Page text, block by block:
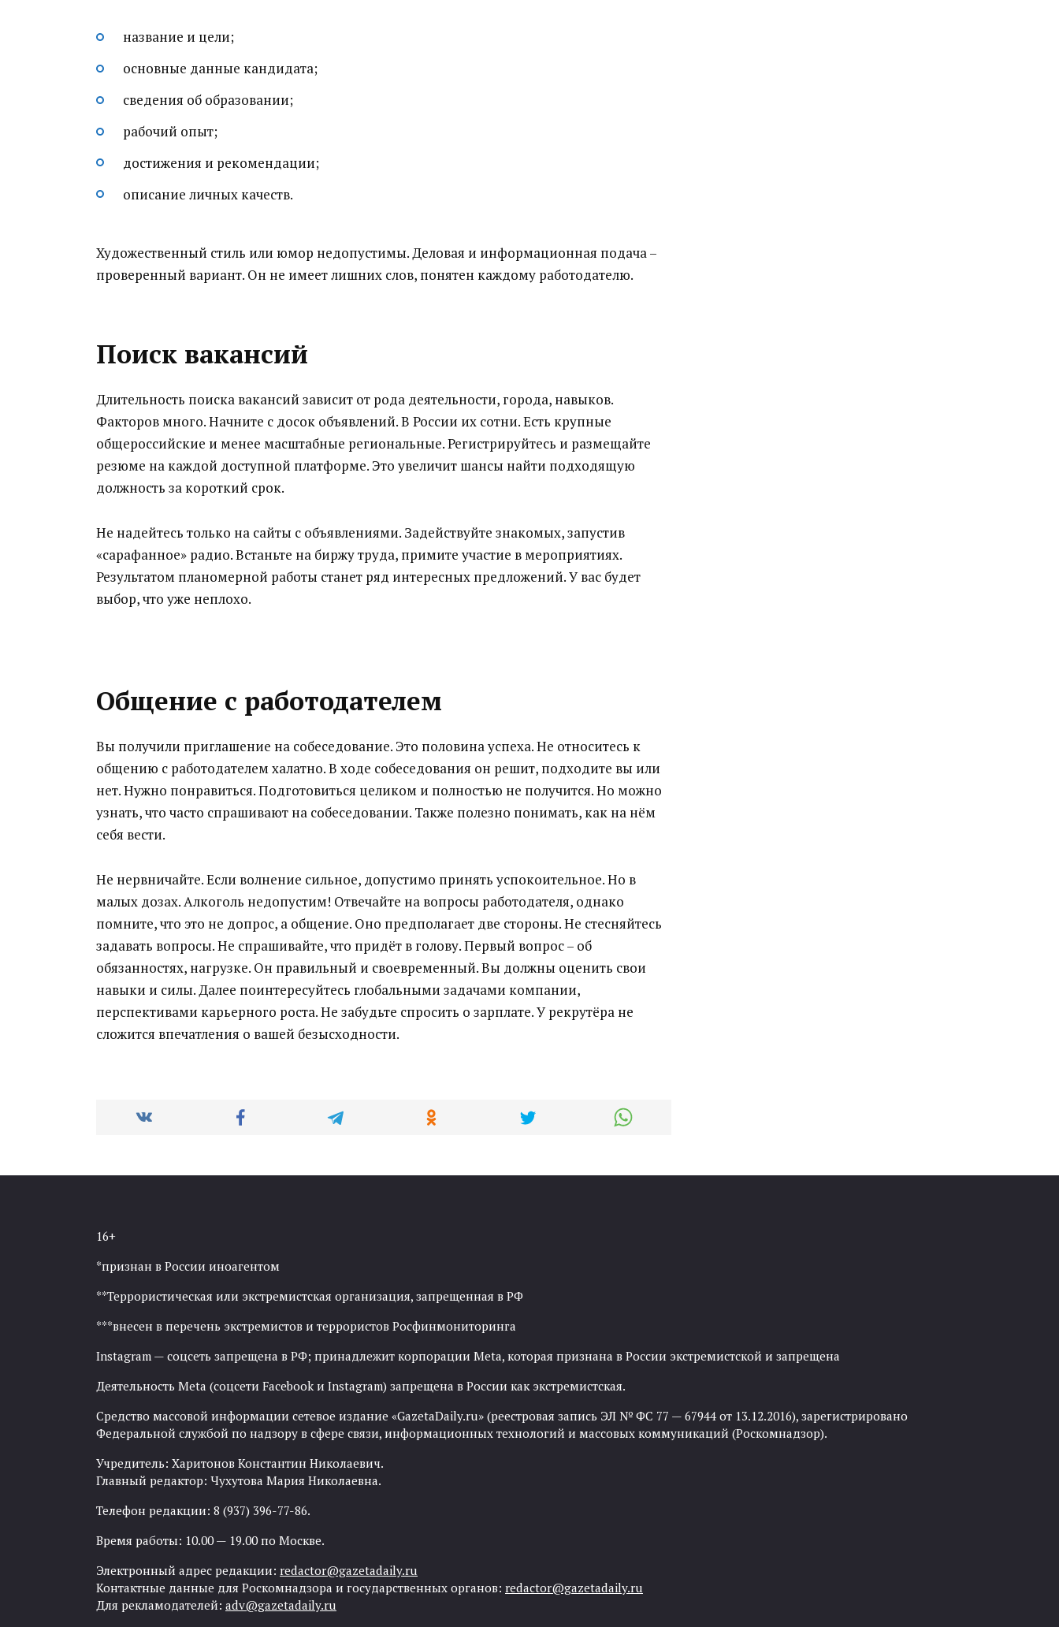
название и цели;
основные данные кандидата;
сведения об образовании;
рабочий опыт;
достижения и рекомендации;
описание личных качеств.
Художественный стиль или юмор недопустимы. Деловая и информационная подача –
проверенный вариант. Он не имеет лишних слов, понятен каждому работодателю.
Поиск вакансий
Длительность поиска вакансий зависит от рода деятельности, города, навыков.
Факторов много. Начните с досок объявлений. В России их сотни. Есть крупные
общероссийские и менее масштабные региональные. Регистрируйтесь и размещайте
резюме на каждой доступной платформе. Это увеличит шансы найти подходящую
должность за короткий срок.
Не надейтесь только на сайты с объявлениями. Задействуйте знакомых, запустив
«сарафанное» радио. Встаньте на биржу труда, примите участие в мероприятиях.
Результатом планомерной работы станет ряд интересных предложений. У вас будет
выбор, что уже неплохо.
Общение с работодателем
Вы получили приглашение на собеседование. Это половина успеха. Не относитесь к
общению с работодателем халатно. В ходе собеседования он решит, подходите вы или
нет. Нужно понравиться. Подготовиться целиком и полностью не получится. Но можно
узнать, что часто спрашивают на собеседовании. Также полезно понимать, как на нём
себя вести.
Не нервничайте. Если волнение сильное, допустимо принять успокоительное. Но в
малых дозах. Алкоголь недопустим! Отвечайте на вопросы работодателя, однако
помните, что это не допрос, а общение. Оно предполагает две стороны. Не стесняйтесь
задавать вопросы. Не спрашивайте, что придёт в голову. Первый вопрос – об
обязанностях, нагрузке. Он правильный и своевременный. Вы должны оценить свои
навыки и силы. Далее поинтересуйтесь глобальными задачами компании,
перспективами карьерного роста. Не забудьте спросить о зарплате. У рекрутёра не
сложится впечатления о вашей безысходности.
16+
*признан в России иноагентом
**Террористическая или экстремистская организация, запрещенная в РФ
***внесен в перечень экстремистов и террористов Росфинмониторинга
Instagram — соцсеть запрещена в РФ; принадлежит корпорации Meta, которая признана в России экстремистской и запрещена
Деятельность Meta (соцсети Facebook и Instagram) запрещена в России как экстремистская.
Средство массовой информации сетевое издание «GazetaDaily.ru» (реестровая запись ЭЛ № ФС 77 — 67944 от 13.12.2016), зарегистрировано
Федеральной службой по надзору в сфере связи, информационных технологий и массовых коммуникаций (Роскомнадзор).
Учредитель: Харитонов Константин Николаевич.
Главный редактор: Чухутова Мария Николаевна.
Телефон редакции: 8 (937) 396-77-86.
Время работы: 10.00 — 19.00 по Москве.
Электронный адрес редакции: redactor@gazetadaily.ru
Контактные данные для Роскомнадзора и государственных органов: redactor@gazetadaily.ru
Для рекламодателей: adv@gazetadaily.ru